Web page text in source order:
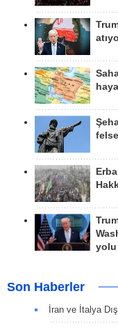
yolu
Son Haberler
İran ve İtalya